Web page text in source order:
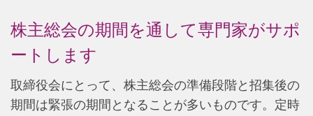
株主総会の期間を通して専門家がサポ
ートします
取締役会にとって、株主総会の準備段階と招集後の
期間は緊張の期間となることが多いものです。定時